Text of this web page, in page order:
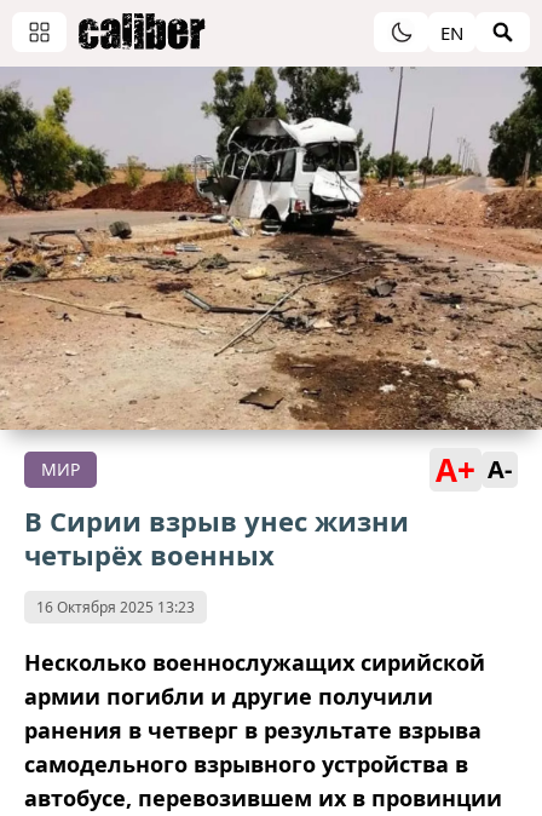
EN
МИР A+ A-
В Сирии взрыв унес жизни
четырёх военных
16 Октября 2025 13:23
Несколько военнослужащих сирийской
армии погибли и другие получили
ранения в четверг в результате взрыва
самодельного взрывного устройства в
автобусе, перевозившем их в провинции